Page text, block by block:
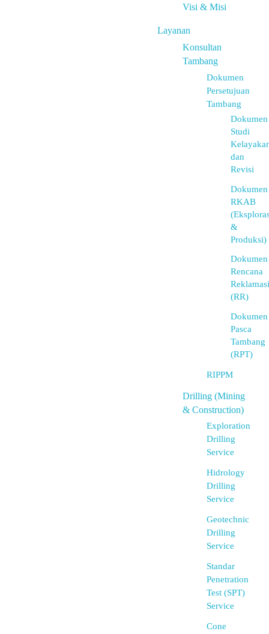
Visi & Misi
Layanan
Konsultan
Tambang
Dokumen
Persetujuan
Tambang
Dokumen
Studi
dan
Revisi
Dokumen
RKAB
&
Produksi)
Dokumen
Rencana
Reklamasi
(RR)
Dokumen
Pasca
Tambang
(RPT)
RIPPM
Drilling (Mining
& Construction)
Exploration
Drilling
Service
Hidrology
Drilling
Service
Geotechnic
Drilling
Service
Standar
Penetration
Test (SPT)
Service
Cone